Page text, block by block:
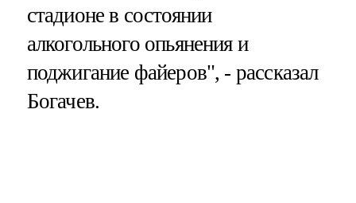
стадионе в состоянии
алкогольного опьянения и
поджигание файеров", - рассказал
Богачев.